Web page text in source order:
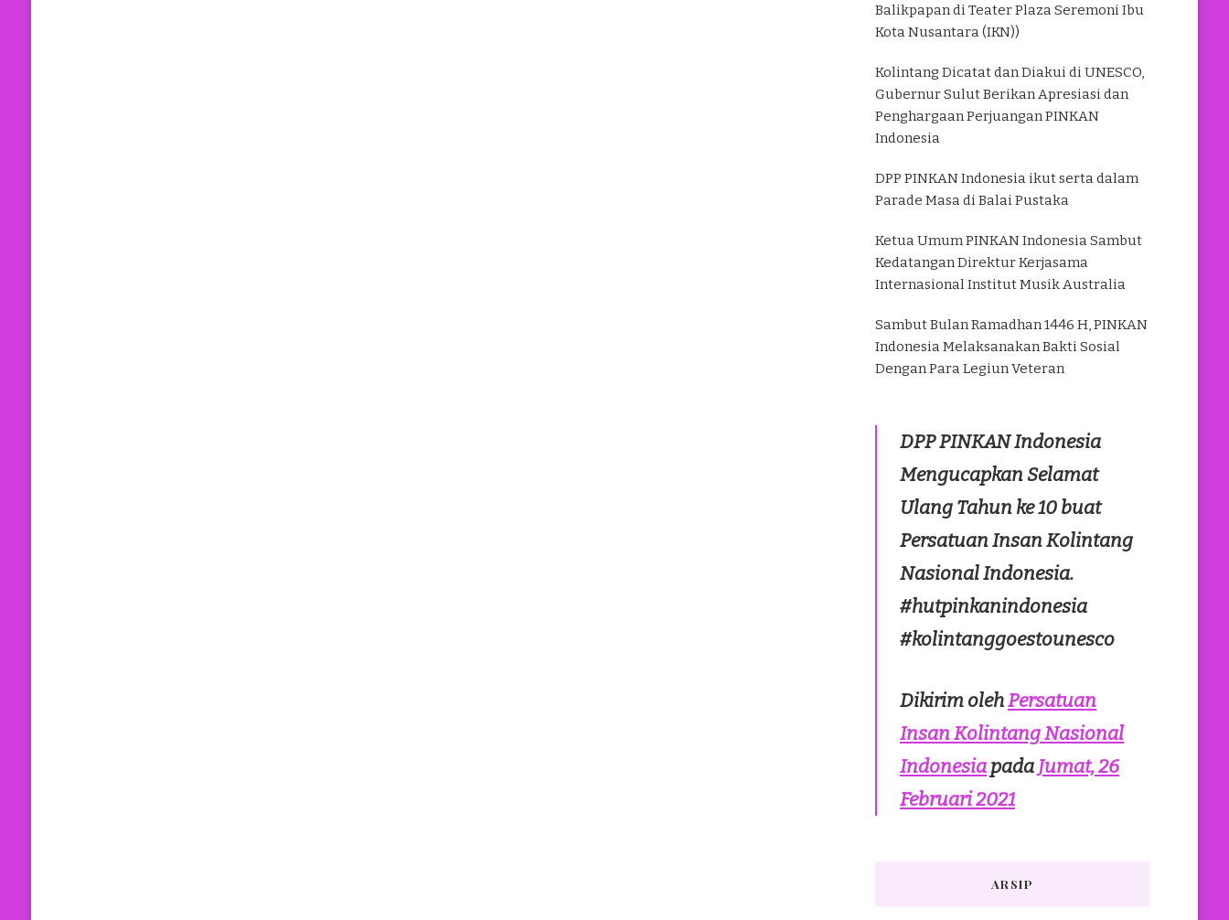
Balikpapan di Teater Plaza Seremoni Ibu
Kota Nusantara (IKN))
Kolintang Dicatat dan Diakui di UNESCO,
Gubernur Sulut Berikan Apresiasi dan
Penghargaan Perjuangan PINKAN
Indonesia
DPP PINKAN Indonesia ikut serta dalam
Parade Masa di Balai Pustaka
Ketua Umum PINKAN Indonesia Sambut
Kedatangan Direktur Kerjasama
Internasional Institut Musik Australia
Sambut Bulan Ramadhan 1446 H, PINKAN
Indonesia Melaksanakan Bakti Sosial
Dengan Para Legiun Veteran
DPP PINKAN Indonesia
Mengucapkan Selamat
Ulang Tahun ke 10 buat
Persatuan Insan Kolintang
Nasional Indonesia.
#hutpinkanindonesia
#kolintanggoestounesco
Dikirim olehPersatuan
Insan Kolintang Nasional
Indonesiapada Jumat, 26
Februari 2021
ARSIP